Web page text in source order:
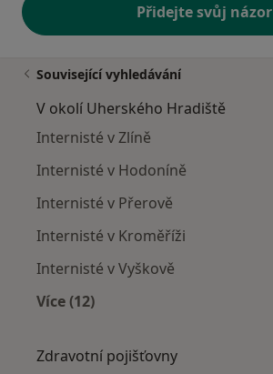
Přidejte svůj názor
Související vyhledávání
V okolí Uherského Hradiště
Internisté v Zlíně
Internisté v Hodoníně
Internisté v Přerově
Internisté v Kroměříži
Internisté v Vyškově
Více (12)
Zdravotní pojišťovny